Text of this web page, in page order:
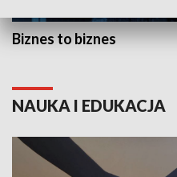
Biznes to biznes
NAUKA I EDUKACJA